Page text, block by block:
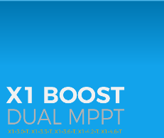
solares Solax y temas relacionados.